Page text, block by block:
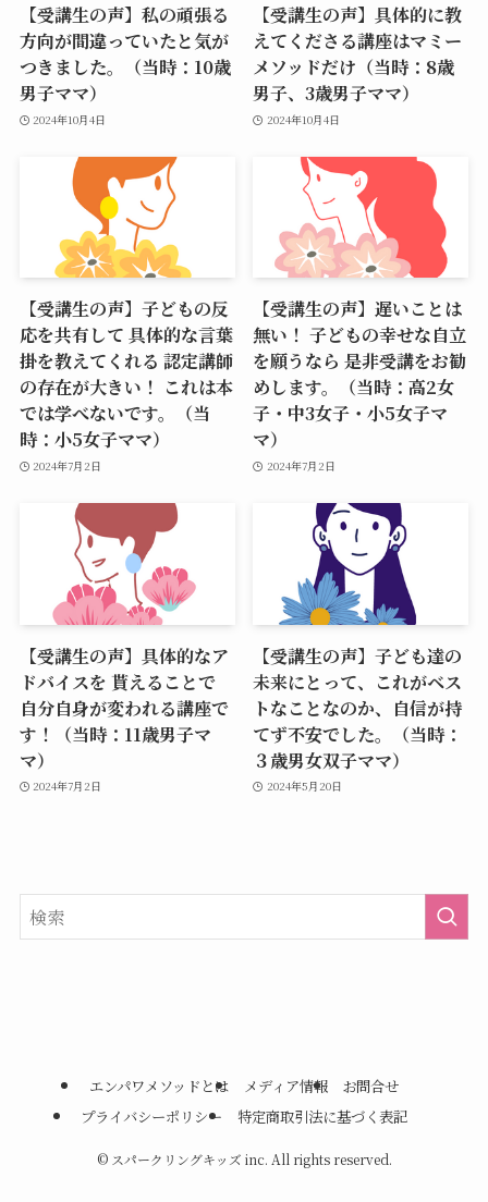
【受講生の声】私の頑張る
方向が間違っていたと気が
つきました。（当時：10歳
男子ママ）
2024年10月4日
【受講生の声】具体的に教
えてくださる講座はマミー
メソッドだけ（当時：8歳
男子、3歳男子ママ）
2024年10月4日
【受講生の声】子どもの反
応を共有して 具体的な言葉
掛を教えてくれる 認定講師
の存在が大きい！ これは本
では学べないです。（当
時：小5女子ママ）
2024年7月2日
【受講生の声】遅いことは
無い！ 子どもの幸せな自立
を願うなら 是非受講をお勧
めします。（当時：高2女
子・中3女子・小5女子マ
マ）
2024年7月2日
【受講生の声】具体的なア
ドバイスを 貰えることで
自分自身が変われる講座で
す！（当時：11歳男子マ
マ）
2024年7月2日
【受講生の声】子ども達の
未来にとって、これがベス
トなことなのか、自信が持
てず不安でした。（当時：
３歳男女双子ママ）
2024年5月20日
エンパワメソッドとは メディア情報
お問合せ
プライバシーポリシー
特定商取引法に基づく表記
©スパークリングキッズ inc. All rights reserved.